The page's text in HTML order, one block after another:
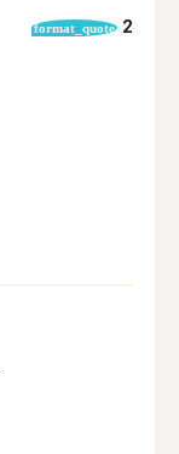
format_quote 2